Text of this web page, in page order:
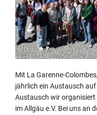
Mit La Garenne-
jährlich ein Austausch
Austausch wir
im Allgäu e.V. Bei uns an